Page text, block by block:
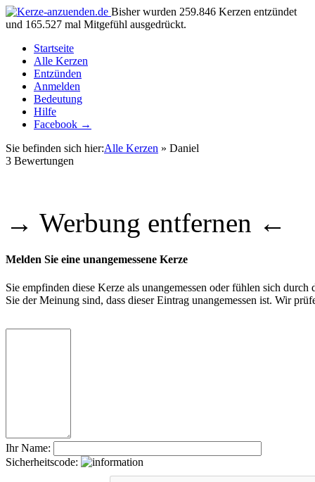
Bisher wurden 259.846 Kerzen entzündet
und 165.527 mal Mitgefühl ausgedrückt.
Startseite
Alle Kerzen
Entzünden
Anmelden
Bedeutung
Hilfe
Facebook →
Sie befinden sich hier:Alle Kerzen » Daniel
3 Bewertungen
→ Werbung entfernen ←
Melden Sie eine unangemessene Kerze
Sie empfinden diese Kerze als unangemessen oder fühlen sich
Sie der Meinung sind, dass dieser Eintrag unangemessen ist. Wir
Ihr Name:
Sicherheitscode: